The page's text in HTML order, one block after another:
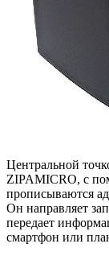
Центральной
ZIPAMICRO, с
прописываются
Он направляет
передает
смартфон или